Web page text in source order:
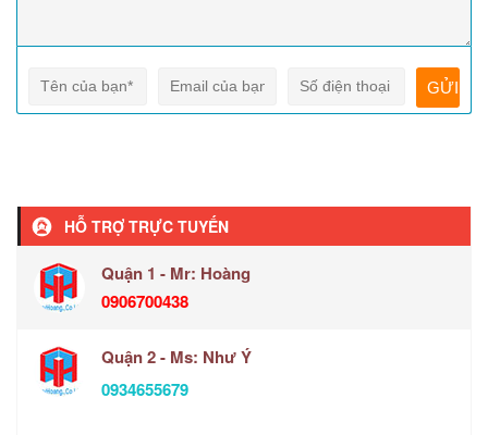
HỖ TRỢ TRỰC TUYẾN
Quận 1 - Mr: Hoàng
0906700438
Quận 2 - Ms: Như Ý
0934655679